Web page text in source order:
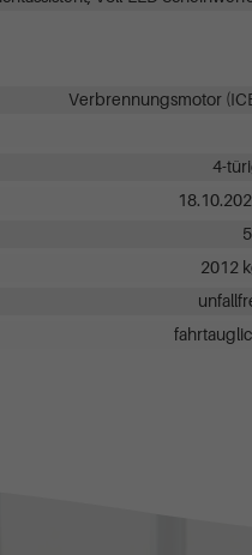
Verbrennungsmotor
4-
2012